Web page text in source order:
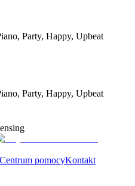
Party, Happy, Upbeat
Party, Happy, Upbeat
Centrum pomocyKontakt